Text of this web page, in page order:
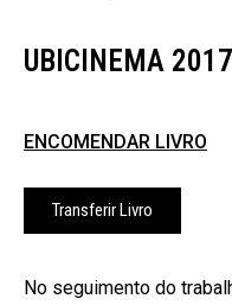
UBICINEMA
ENCOMENDAR LIVRO
Transferir Livro
No seguimento do